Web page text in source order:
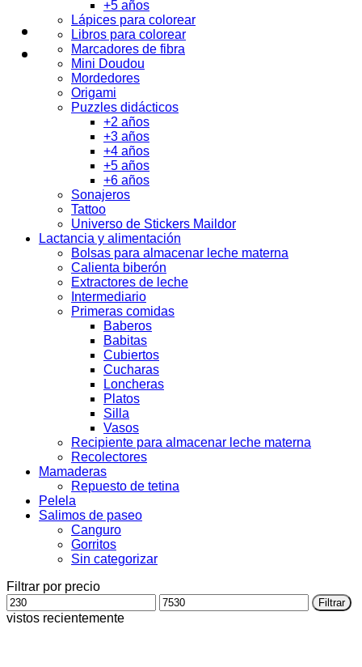
+5 años
Lápices para colorear
Libros para colorear
Marcadores de fibra
Mini Doudou
Mordedores
Origami
Puzzles didácticos
+2 años
+3 años
+4 años
+5 años
+6 años
Sonajeros
Tattoo
Universo de Stickers Maildor
Lactancia y alimentación
Bolsas para almacenar leche materna
Calienta biberón
Extractores de leche
Intermediario
Primeras comidas
Baberos
Babitas
Cubiertos
Cucharas
Loncheras
Platos
Silla
Vasos
Recipiente para almacenar leche materna
Recolectores
Mamaderas
Repuesto de tetina
Pelela
Salimos de paseo
Canguro
Gorritos
Sin categorizar
Filtrar por precio
Precio
mínimo
Precio
máximo
Filtrar
vistos recientemente